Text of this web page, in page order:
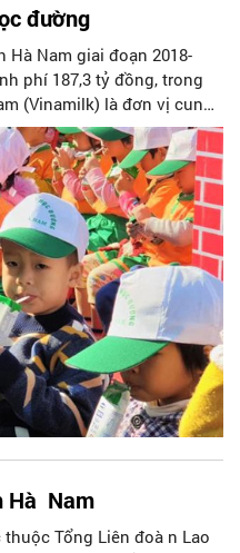
đường
Nam giai đoạn 2018-
phí 187,3 tỷ đồng, trong
(Vinamilk) là đơn vị cung
thành sản phẩm, tiết kiệm
Để chính thức phát
2019-2020, ngày 03 tháng
tạo và Sở Y tế tỉnh Hà nam
trường mầm non Thanh
Nam. Buổi lễ có sự tham dự
Hà Nam
Tổng Liên đoà n Lao